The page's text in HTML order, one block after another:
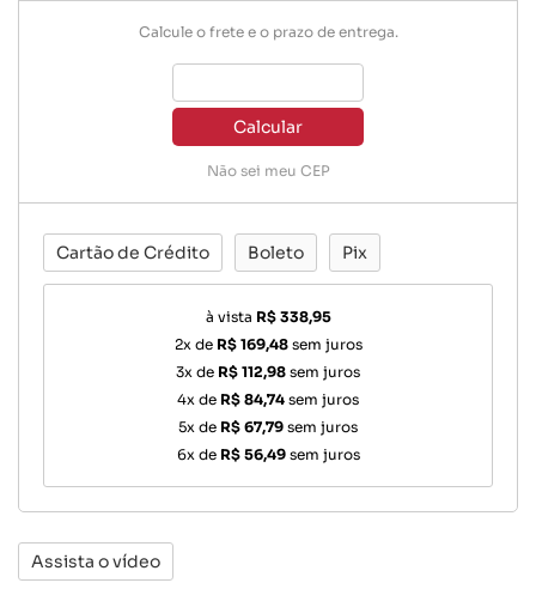
Calcule o frete e o prazo de entrega.
Calcular
Não sei meu CEP
Cartão de Crédito Boleto Pix
à vista R$ 338,95
2x de R$ 169,48sem juros
3x de R$ 112,98 sem juros
4x de R$ 84,74 sem juros
5x de R$ 67,79 sem juros
6x de R$ 56,49sem juros
Assista o vídeo